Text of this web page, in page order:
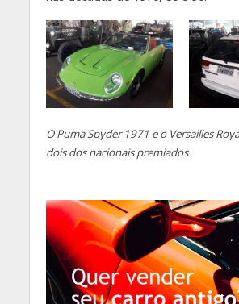
O Puma Spyder 1971 e o Versailles
dois dos nacionais premiados